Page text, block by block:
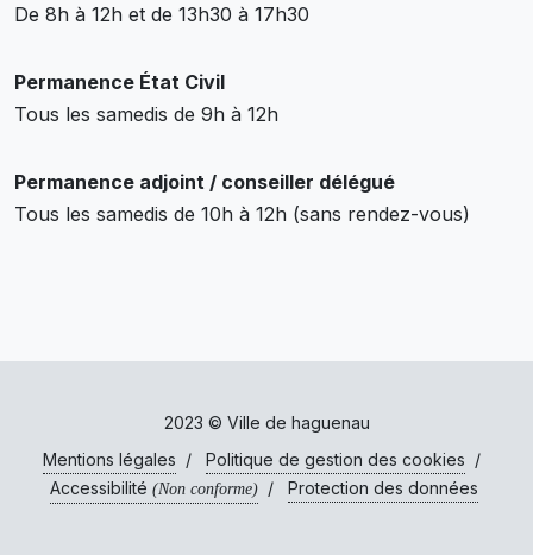
De 8h à 12h et de 13h30 à 17h30
Permanence État Civil
Tous les samedis de 9h à 12h
Permanence adjoint / conseiller délégué
Tous les samedis de 10h à 12h (sans rendez-vous)
2023 © Ville de haguenau
Mentions légales / Politique de gestion des cookies /
Accessibilité (Non conforme) / Protection des données